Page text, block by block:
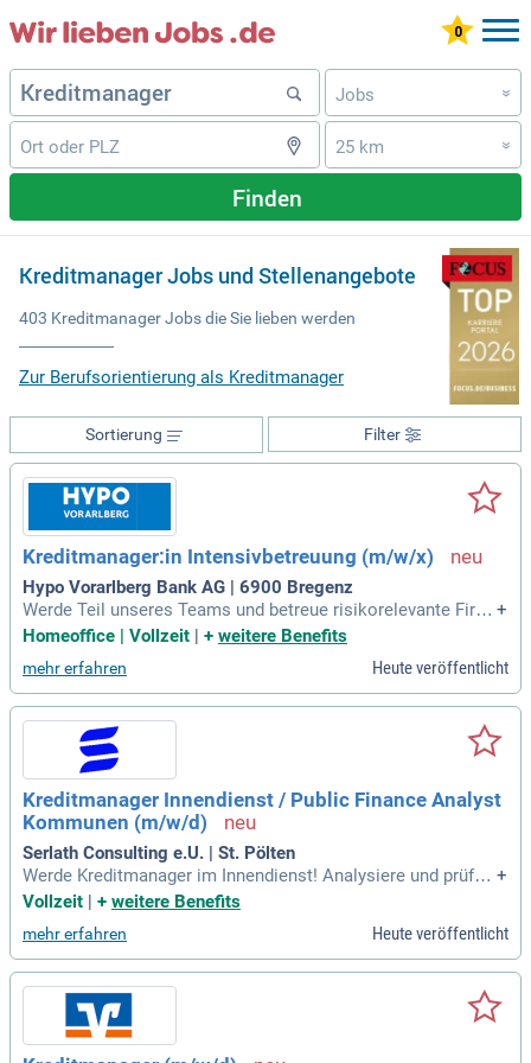
Jobs »
25 km »
Finden
Kreditmanager Jobs und Stellenangebote
403 Kreditmanager Jobs die Sie lieben werden
Zur Berufsorientierung als Kreditmanager
Filter
Sortierung
Kreditmanager:in Intensivbetreuung (m/w/x)
Hypo Vorarlberg Bank AG | 6900 Bregenz
Werde Teil unseres Teams und betreue risikorelevante Firm
enkunden! Gestalte kreative Lösungen für komplexe Kunden
tnern. Bearbeite eigenverantwortlich Kreditengagements in
wirtschaftlichen Krisen.
+
Homeoffice | Vollzeit | + weitere Benefits
mehr erfahren Heute veröffentlicht
Kreditmanager Innendienst / Public Finance Analyst
Kommunen (m/w/d)
Serlath Consulting e.U. | St. Pölten
Werde Kreditmanager im Innendienst! Analysiere und prüfe
Finanzierungsdaten von Gemeinden. Erstelle spannende Au
die Finanzwelt kommunaler Einrichtungen aktiv mit!
+
Vollzeit
+ weitere Benefits
mehr erfahren Heute veröffentlicht